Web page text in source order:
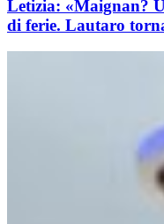
Letizia: «Maignan?
di ferie. Lautaro